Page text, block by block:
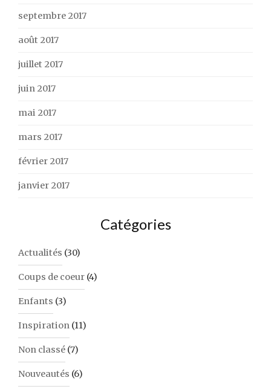
septembre 2017
août 2017
juillet 2017
juin 2017
mai 2017
mars 2017
février 2017
janvier 2017
Catégories
Actualités (30)
Coups de coeur (4)
Enfants (3)
Inspiration (11)
Non classé (7)
Nouveautés (6)